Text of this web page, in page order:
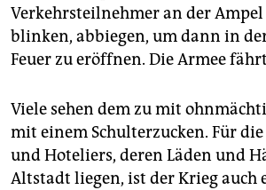
Verkehrsteilnehmer an der
blinken, abbiegen, um dann in
Feuer zu eröffnen. Die Armee
Viele sehen dem zu mit
mit einem Schulterzucken. Für
und Hoteliers, deren Läden und
Altstadt liegen, ist der Krieg auch